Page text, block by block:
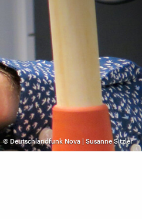
© Deutschlandfunk Nova | Susanne Sitzler